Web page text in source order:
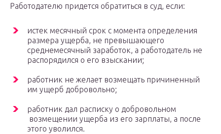
Работодателю придется обратиться в суд, если:
истек месячный срок с момента определения
размера ущерба, не превышающего
среднемесячный заработок, а работодатель не
распорядился о его взыскании;
работник не желает возмещать причиненный
им ущерб добровольно;
работник дал расписку о добровольном
возмещении ущерба из его зарплаты, а после
этого уволился.